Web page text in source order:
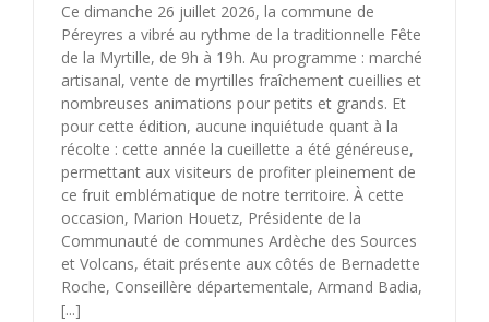
Ce dimanche 26 juillet 2026, la commune de
Péreyres a vibré au rythme de la traditionnelle Fête
de la Myrtille, de 9h à 19h. Au programme : marché
artisanal, vente de myrtilles fraîchement cueillies et
nombreuses animations pour petits et grands. Et
pour cette édition, aucune inquiétude quant à la
récolte : cette année la cueillette a été généreuse,
permettant aux visiteurs de profiter pleinement de
ce fruit emblématique de notre territoire. À cette
occasion, Marion Houetz, Présidente de la
Communauté de communes Ardèche des Sources
et Volcans, était présente aux côtés de Bernadette
Roche, Conseillère départementale, Armand Badia,
[...]